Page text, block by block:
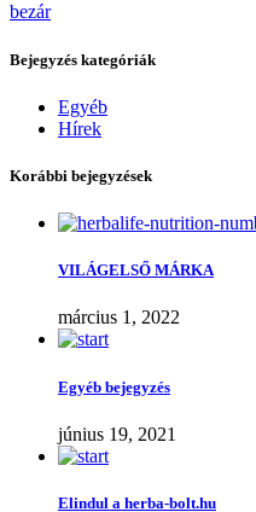
bezár
Bejegyzés kategóriák
Egyéb
Hírek
Korábbi bejegyzések
VILÁGELSŐ MÁRKA
március 1, 2022
Egyéb bejegyzés
június 19, 2021
Elindul a herba-bolt.hu